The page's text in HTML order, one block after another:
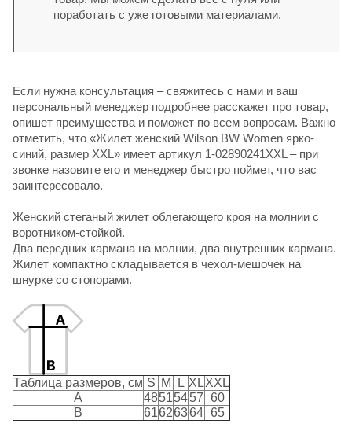
поработать с уже готовыми материалами.
Если нужна консультация – свяжитесь с нами и ваш
персональный менеджер подробнее расскажет про товар,
опишет преимущества и поможет по всем вопросам. Важно
отметить, что «Жилет женский Wilson BW Women ярко-
синий, размер XXL» имеет артикул 1-02890241XXL – при
звонке назовите его и менеджер быстро поймет, что вас
заинтересовало.
Женский стеганый жилет облегающего кроя на молнии с
воротником-стойкой.
Два передних кармана на молнии, два внутренних кармана.
Жилет компактно складывается в чехол-мешочек на
шнурке со стопорами.
Таблица размеров, см S M L XLXXL
A
48515457 60
B
61626364 65